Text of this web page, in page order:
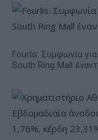
Fourlis: Συμφωνία
South Ring Mall